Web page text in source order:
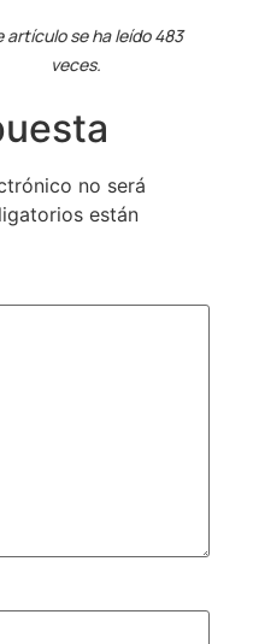
artículo se ha leído 483
veces.
no será
están